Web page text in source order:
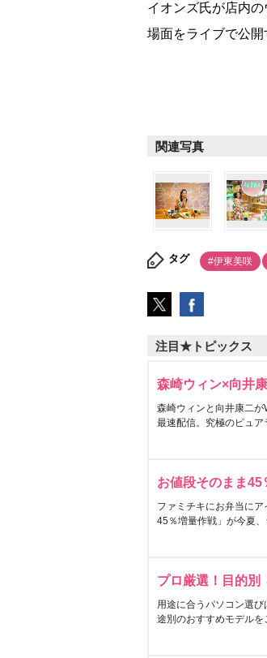
イオンズ氏が店内
場面をライブで公開
関連写真
タグ #伊東美咲
注目★トピックス
森崎ウィン×向井
森崎ウィンと向井康二
最速配信。究極のピュア
お値段そのまま
ファミチキにお弁当に
45％増量作戦」が今夏
プロ厳選！目的別
用途に合うパソコン選
途別のおすすめモデルを